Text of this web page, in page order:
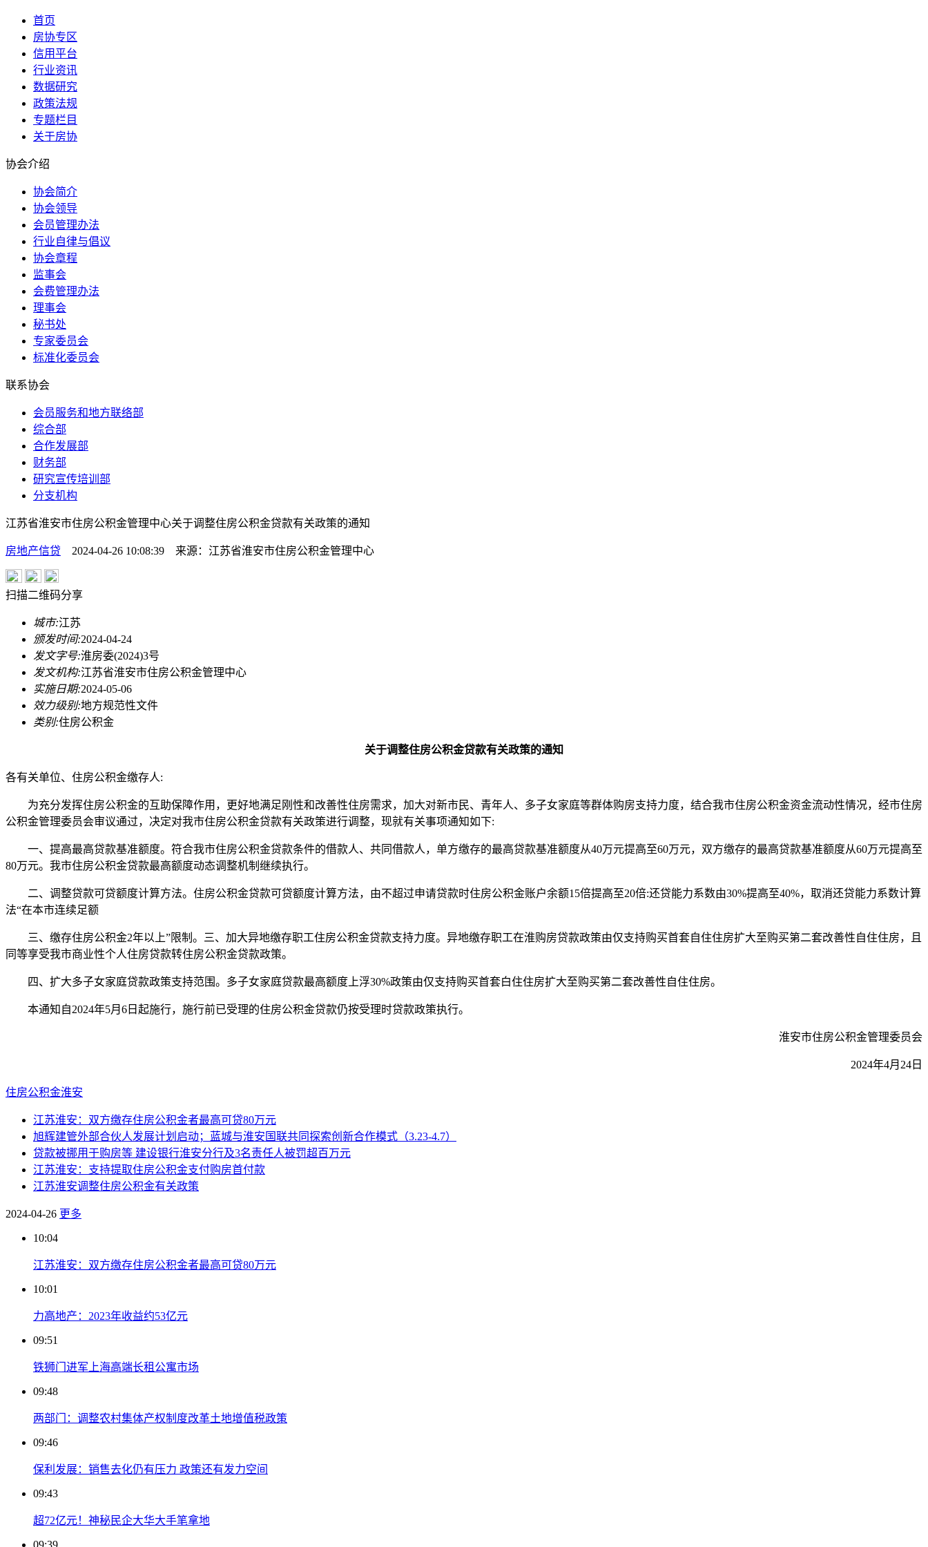
首页
房协专区
信用平台
行业资讯
数据研究
政策法规
专题栏目
关于房协
协会介绍
协会简介
协会领导
会员管理办法
行业自律与倡议
协会章程
监事会
会费管理办法
理事会
秘书处
专家委员会
标准化委员会
联系协会
会员服务和地方联络部
综合部
合作发展部
财务部
研究宣传培训部
分支机构
江苏省淮安市住房公积金管理中心关于调整住房公积金贷款有关政策的通知
房地产信贷 2024-04-26 10:08:39 来源： 江苏省淮安市住房公积金管理中心
扫描二维码分享
城市:江苏
颁发时间:2024-04-24
发文字号:淮房委(2024)3号
发文机构:江苏省淮安市住房公积金管理中心
实施日期:2024-05-06
效力级别:地方规范性文件
类别:住房公积金
关于调整住房公积金贷款有关政策的通知
各有关单位、住房公积金缴存人:
为充分发挥住房公积金的互助保障作用，更好地满足刚性和改善性住房需求，加大对新市民、青年人、多子女家庭等群体购房支持力度，结合我市住房公积金资金流动性情况，经市住房
公积金管理委员会审议通过，决定对我市住房公积金贷款有关政策进行调整，现就有关事项通知如下:
一、提高最高贷款基准额度。符合我市住房公积金贷款条件的借款人、共同借款人，单方缴存的最高贷款基准额度从40万元提高至60万元，双方缴存的最高贷款基准额度从60万元提高至
80万元。我市住房公积金贷款最高额度动态调整机制继续执行。
二、调整贷款可贷额度计算方法。住房公积金贷款可贷额度计算方法，由不超过申请贷款时住房公积金账户余额15倍提高至20倍:还贷能力系数由30%提高至40%，取消还贷能力系数计算
法“在本市连续足额
三、缴存住房公积金2年以上”限制。三、加大异地缴存职工住房公积金贷款支持力度。异地缴存职工在淮购房贷款政策由仅支持购买首套自住住房扩大至购买第二套改善性自住住房，且
同等享受我市商业性个人住房贷款转住房公积金贷款政策。
四、扩大多子女家庭贷款政策支持范围。多子女家庭贷款最高额度上浮30%政策由仅支持购买首套白住住房扩大至购买第二套改善性自住住房。
本通知自2024年5月6日起施行，施行前已受理的住房公积金贷款仍按受理时贷款政策执行。
淮安市住房公积金管理委员会
2024年4月24日
住房公积金淮安
江苏淮安：双方缴存住房公积金者最高可贷80万元
旭辉建管外部合伙人发展计划启动；蓝城与淮安国联共同探索创新合作模式（3.23-4.7）
贷款被挪用于购房等 建设银行淮安分行及3名责任人被罚超百万元
江苏淮安：支持提取住房公积金支付购房首付款
江苏淮安调整住房公积金有关政策
2024-04-26 更多
10:04
江苏淮安：双方缴存住房公积金者最高可贷80万元
10:01
力高地产：2023年收益约53亿元
09:51
铁狮门进军上海高端长租公寓市场
09:48
两部门：调整农村集体产权制度改革土地增值税政策
09:46
保利发展：销售去化仍有压力 政策还有发力空间
09:43
超72亿元！神秘民企大华大手笔拿地
09:39